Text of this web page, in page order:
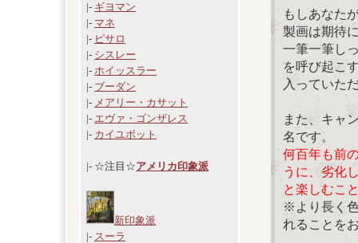
|- ギヨマン
|- マネ
|- ピサロ
|- シスレー
|- ホイッスラー
|- ブーダン
|- メアリー・カサット
|- エヴァ・ゴンザレス
|- カイユボット
|- ☆注目☆アメリカ印象派
新印象派
|- スーラ
もしあなた
製画は期待
一筆一筆し
を呼び起こ
入っていた
また、キャ
名です。
何百年も前
うに、劣化
と楽しむこ
※より長く
れることを